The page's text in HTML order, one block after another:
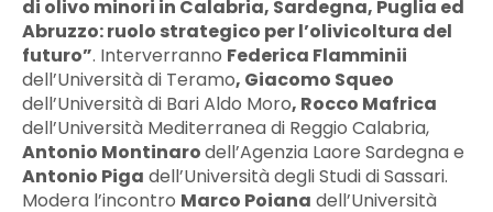
di olivo minori in Calabria, Sardegna, Puglia ed
Abruzzo: ruolo strategico per l’olivicoltura del
futuro”. Interverranno Federica Flamminii
dell’Università di Teramo, Giacomo Squeo
dell’Università di Bari Aldo Moro, Rocco Mafrica
dell’Università Mediterranea di Reggio Calabria,
Antonio Montinarodell’Agenzia Laore Sardegna e
Antonio Piga dell’Università degli Studi di Sassari.
Modera l’incontro Marco Poiana dell’Università